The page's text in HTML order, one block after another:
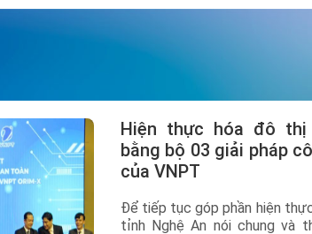
Hiện thực hóa đô thị thông minh Vinh
bằng bộ 03 giải pháp
của VNPT
Để tiếp tục góp phần hiện
tỉnh Nghệ An nói chung và